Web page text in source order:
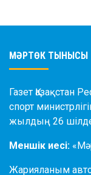
МӘРТӨК ТЫНЫСЫ
Газет Қазақстан
спорт
жылдың 26
Меншік иесі:
Жарияланым